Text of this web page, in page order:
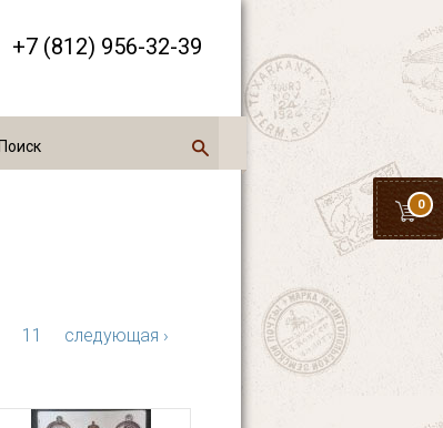
+7 (812) 956-32-39
0
11
следующая ›